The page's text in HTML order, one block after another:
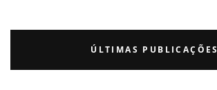
ÚLTIMAS PUBLICAÇÕES